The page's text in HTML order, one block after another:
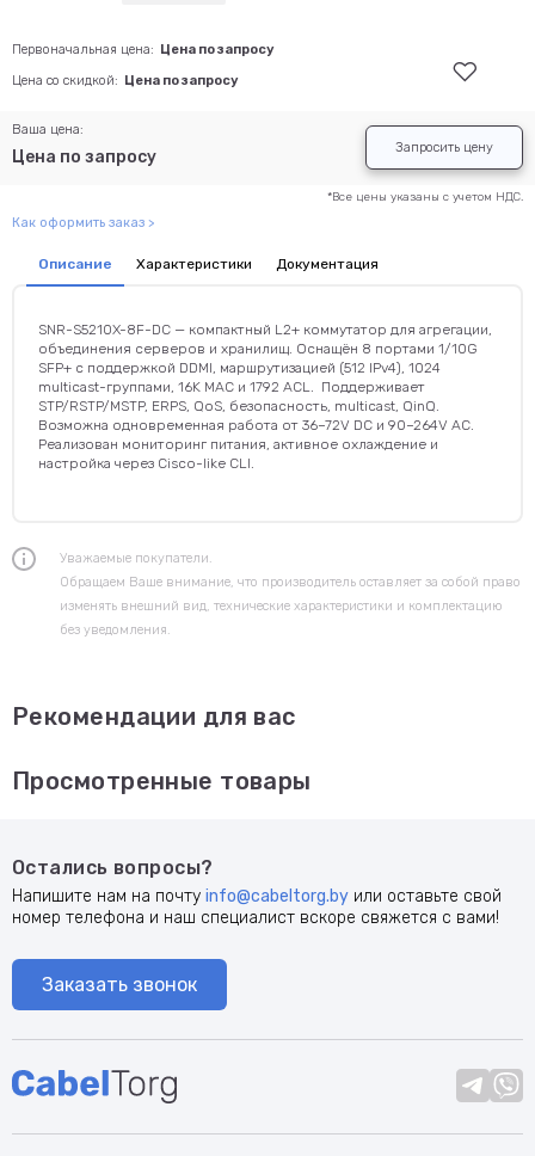
Ваша цена:
Цена по запросу
Первоначальная цена: Цена по запросу
Цена со скидкой: Цена по запросу
*Все цены указаны с учетом НДС.
Запросить цену
Как оформить заказ >
Описание Характеристики Документация
SNR-S5210X-8F-DC — компактный L2+ коммутатор для агрегации,
объединения серверов и хранилищ. Оснащён 8 портами 1/10G
SFP+ с поддержкой DDMI, маршрутизацией (512 IPv4), 1024
multicast-группами, 16K MAC и 1792 ACL. Поддерживает
STP/RSTP/MSTP, ERPS, QoS, безопасность, multicast, QinQ.
Возможна одновременная работа от 36–72V DC и 90–264V AC.
Реализован мониторинг питания, активное охлаждение и
настройка через Cisco-like CLI.
Уважаемые покупатели.
Обращаем Ваше внимание, что производитель оставляет за собой право
изменять внешний вид, технические характеристики и комплектацию
без уведомления.
Рекомендации для вас
Просмотренные товары
Остались вопросы?
Напишите нам на почту info@cabeltorg.by или оставьте свой
номер телефона и наш специалист вскоре свяжется с вами!
Заказать звонок